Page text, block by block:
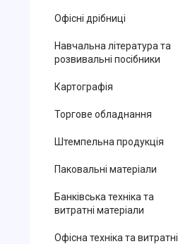
Офісні дрібниці
Навчальна література та
розвивальні посібники
Картографія
Торгове обладнання
Штемпельна продукція
Паковальні матеріали
Банківська техніка та
витратні матеріали
Офісна техніка та витратні